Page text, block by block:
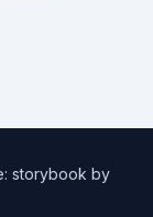
storybook by